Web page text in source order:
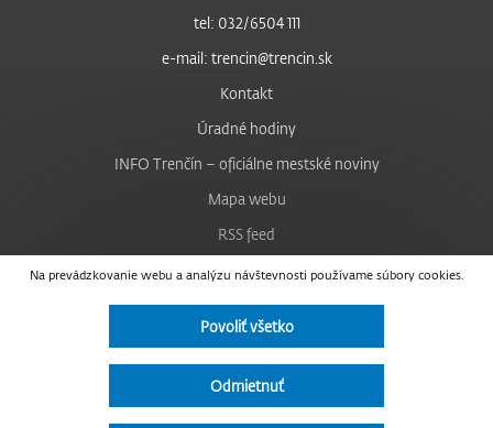
Na prevádzkovanie webu a analýzu návštevnosti používame súbory cookies.
Povoliť všetko
Odmietnuť
tel: 032/6504 111
e-mail: trencin@trencin.sk
Kontakt
Úradné hodiny
INFO Trenčín – oficiálne mestské noviny
Mapa webu
RSS feed
Nastavenie cookies
Facebook
Instagram
Vyhlásenie o prístupnosti